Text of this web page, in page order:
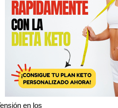
en los